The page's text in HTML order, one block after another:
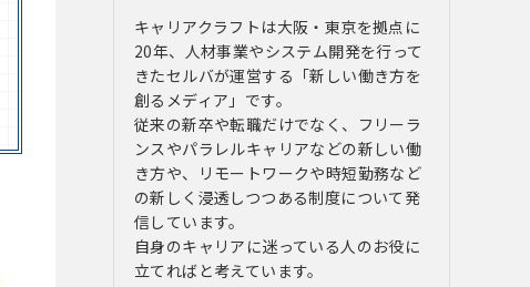
キャリアクラフトは大阪・東京を拠点に
20年、人材事業やシステム開発を行って
きたセルバが運営する「新しい働き方を
創るメディア」です。
従来の新卒や転職だけでなく、フリーラ
ンスやパラレルキャリアなどの新しい働
き方や、リモートワークや時短勤務など
の新しく浸透しつつある制度について発
信しています。
自身のキャリアに迷っている人のお役に
立てればと考えています。